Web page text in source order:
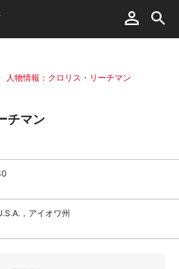
人物情報：クロリス・リーチマン
チマン
，アイオワ州